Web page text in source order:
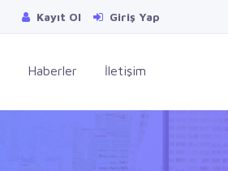
Kayıt Ol Giriş Yap
Haberler İletişim